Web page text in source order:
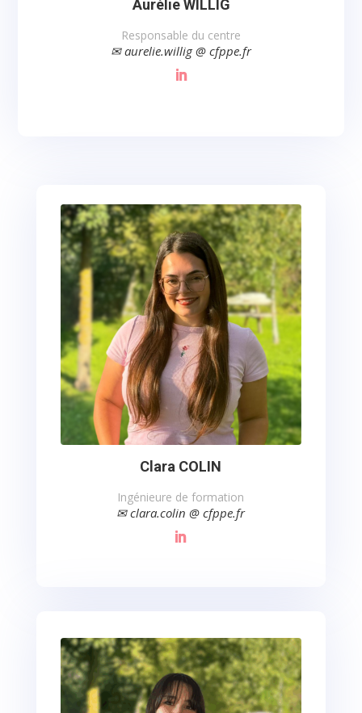
Aurélie WILLIG
Responsable du centre
✉ aurelie.willig @ cfppe.fr
Clara COLIN
Ingénieure de formation
✉ clara.colin @ cfppe.fr